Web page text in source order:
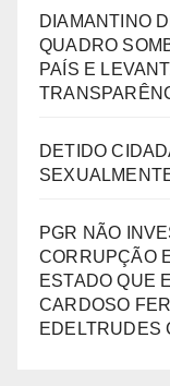
DIAMANTINO
QUADRO
PAÍS E
DETIDO
PGR NÃO
CORRUPÇÃO
ESTADO QUE
CARDOSO
EDELTRUDES